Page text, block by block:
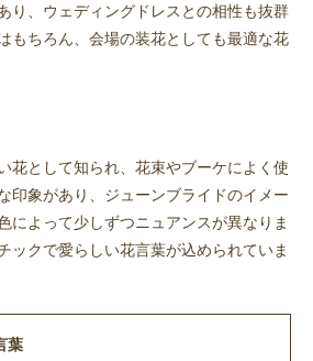
り、ウェディングドレスとの相性も抜群
もちろん、会場の装花としても最適な花
花として知られ、花束やブーケによく使
印象があり、ジューンブライドのイメー
によって少しずつニュアンスが異なりま
ックで愛らしい花言葉が込められていま
葉